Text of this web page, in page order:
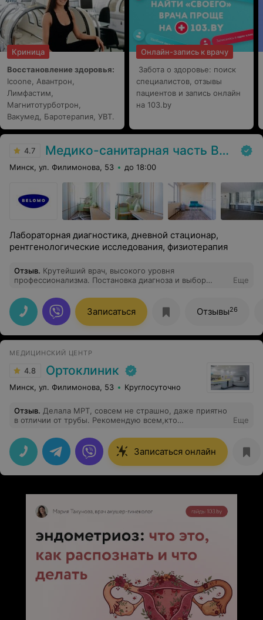
Криница
Восстановление здоровья:
Icoone, Авантрон,
Лимфастим,
Магнитотурботрон,
Вакумед, Баротерапия, УВТ.
Онлайн-запись к врачу
Забота о здоровье: поиск
специалистов, отзывы
пациентов и запись онлайн
на 103.by
4.7 Медико-санитарная часть Вавилова
Минск, ул. Филимонова, 53 до 18:00
Лабораторная диагностика, дневной стационар,
рентгенологические исследования, физиотерапия
Отзыв. Крутейший врач, высокого уровня
профессионализма. Постановка диагноза и выбор
популярно говорится - "без лишних слов" (и эмоций)) -
это про Веру Федоровну. Обслуживаюсь у нее уже
около семи лет (включая профсмотры) и менять
данного специалиста не собираюсь. И вам
рекомендую!
Еще
Записаться Отзывы26
МЕДИЦИНСКИЙ ЦЕНТР
4.8 Ортоклиник
Минск, ул. Филимонова, 53 Круглосуточно
Отзыв. Делала МРТ, совсем не страшно, даже приятно
в отличии от трубы. Рекомендую всем,кто
Обслуживание тоже на уровне.
Еще
Записаться онлайн